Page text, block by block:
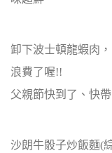
卸下波士頓龍蝦肉
浪費了喔!!
父親節快到了、快
沙朗牛骰子炒飯麵(